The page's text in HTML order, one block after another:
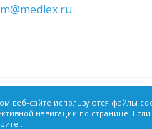
веб-сайте используются файлы
навигации по странице.
...
о товарах, опубликованные в
обязанности, предусмотренной
33